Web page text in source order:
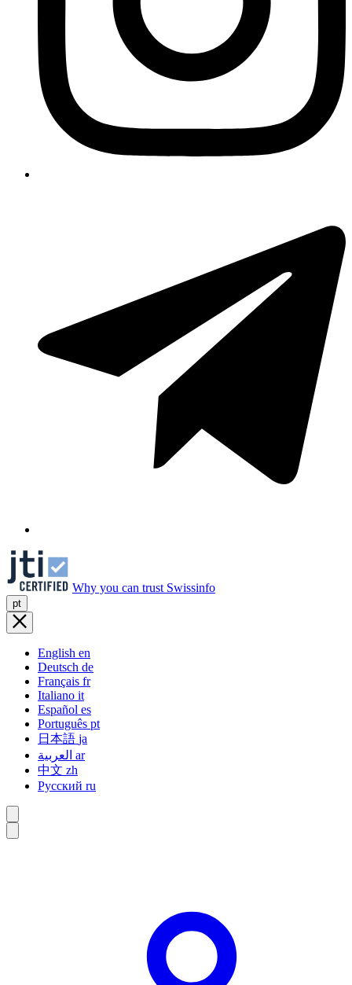
Why you can trust Swissinfo
pt
English en
Deutsch de
Français fr
Italiano it
Español es
Português pt
日本語 ja
ar
中文 zh
Русский ru